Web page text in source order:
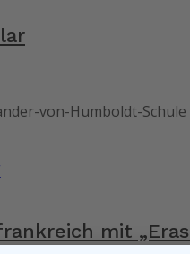
von-Humboldt-
mit